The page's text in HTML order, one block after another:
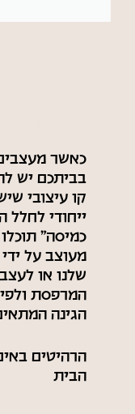
כאשר
בביתכם יש
קו עיצובי
ייחודי לחלל
כמיסה״
מעוצב על
שלנו או
המרפסת
הגינה
הרהיטים
הבית